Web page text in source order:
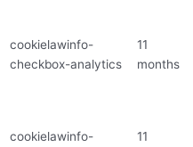
cookielawinfo-
checkbox-analytics
11
months
cookielawinfo-
11